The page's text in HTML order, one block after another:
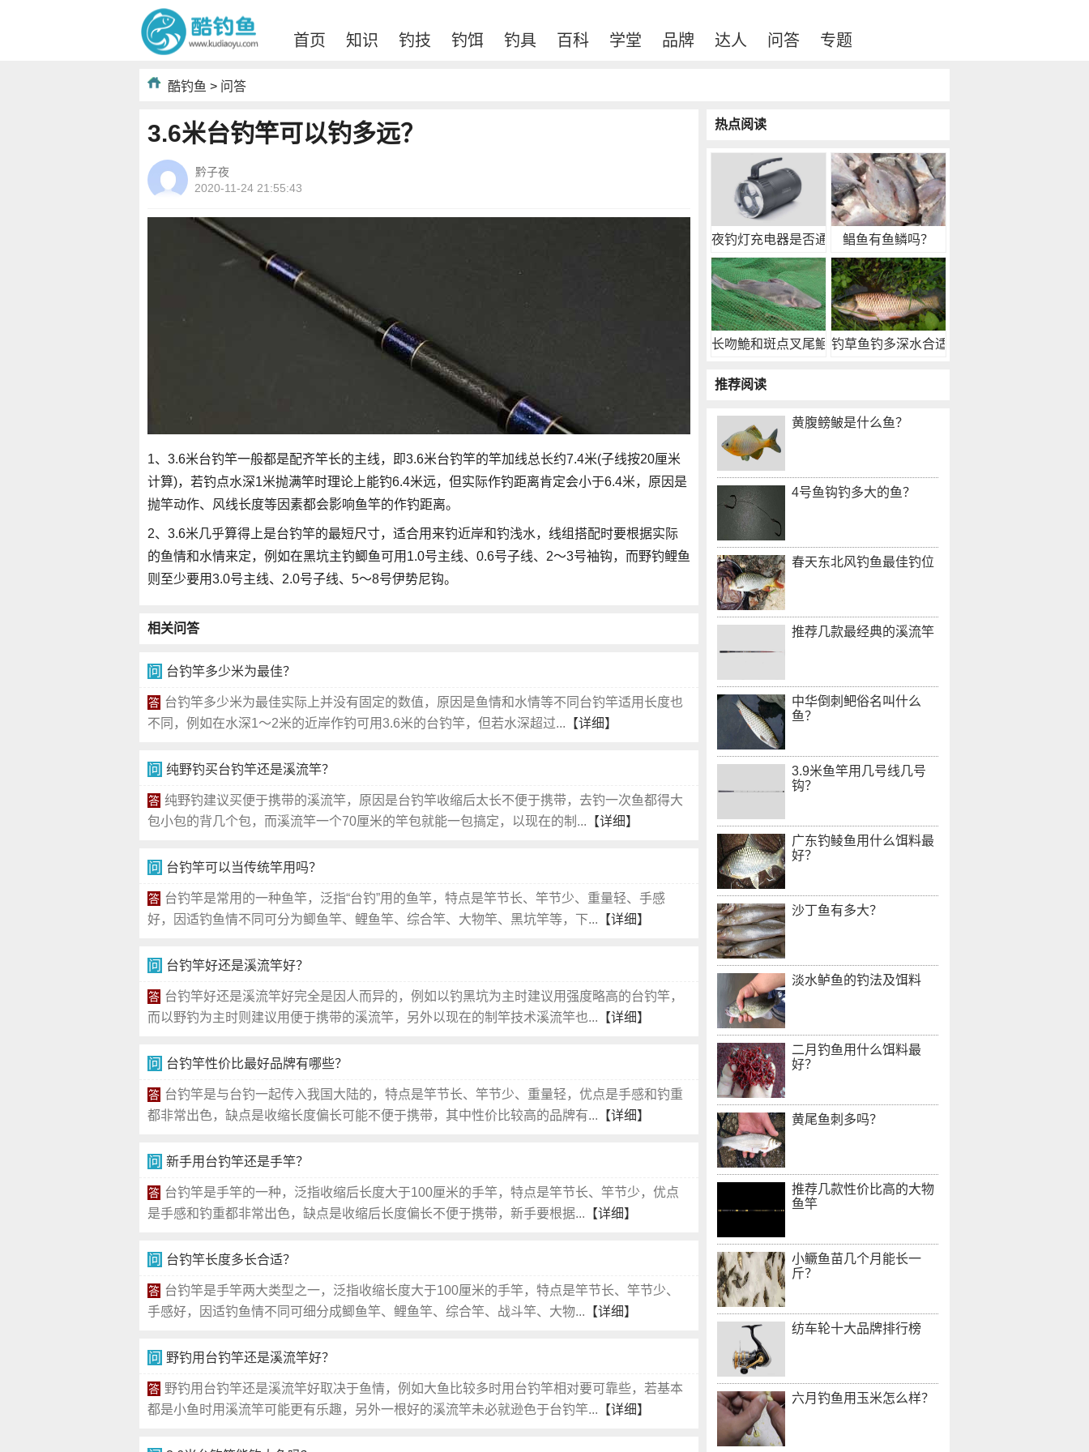
首页 知识 钓技 钓饵 钓具 百科 学堂 品牌 达人 问答 专题
酷钓鱼 > 问答
3.6米台钓竿可以钓多远？
黔子夜
2020-11-24 21:55:43
1、3.6米台钓竿一般都是配齐竿长的主线，即3.6米台钓竿的竿加线总长约7.4米(子线按20厘米
计算)，若钓点水深1米抛满竿时理论上能钓6.4米远，但实际作钓距离肯定会小于6.4米，原因是
抛竿动作、风线长度等因素都会影响鱼竿的作钓距离。
2、3.6米几乎算得上是台钓竿的最短尺寸，适合用来钓近岸和钓浅水，线组搭配时要根据实际
的鱼情和水情来定，例如在黑坑主钓鲫鱼可用1.0号主线、0.6号子线、2～3号袖钩，而野钓鲤鱼
则至少要用3.0号主线、2.0号子线、5～8号伊势尼钩。
相关问答
问 台钓竿多少米为最佳？
答 台钓竿多少米为最佳实际上并没有固定的数值，原因是鱼情和水情等不同台钓竿适用长度也
不同，例如在水深1～2米的近岸作钓可用3.6米的台钓竿，但若水深超过... 【详细】
问 纯野钓买台钓竿还是溪流竿？
答 纯野钓建议买便于携带的溪流竿，原因是台钓竿收缩后太长不便于携带，去钓一次鱼都得大
包小包的背几个包，而溪流竿一个70厘米的竿包就能一包搞定，以现在的制... 【详细】
问 台钓竿可以当传统竿用吗？
答 台钓竿是常用的一种鱼竿，泛指“台钓”用的鱼竿，特点是竿节长、竿节少、重量轻、手感
好，因适钓鱼情不同可分为鲫鱼竿、鲤鱼竿、综合竿、大物竿、黑坑竿等，下... 【详细】
问 台钓竿好还是溪流竿好？
答 台钓竿好还是溪流竿好完全是因人而异的，例如以钓黑坑为主时建议用强度略高的台钓竿，
而以野钓为主时则建议用便于携带的溪流竿，另外以现在的制竿技术溪流竿也... 【详细】
问 台钓竿性价比最好品牌有哪些？
答 台钓竿是与台钓一起传入我国大陆的，特点是竿节长、竿节少、重量轻，优点是手感和钓重
都非常出色，缺点是收缩长度偏长可能不便于携带，其中性价比较高的品牌有... 【详细】
问 新手用台钓竿还是手竿？
答 台钓竿是手竿的一种，泛指收缩后长度大于100厘米的手竿，特点是竿节长、竿节少，优点
是手感和钓重都非常出色，缺点是收缩后长度偏长不便于携带，新手要根据... 【详细】
问 台钓竿长度多长合适？
答 台钓竿是手竿两大类型之一，泛指收缩长度大于100厘米的手竿，特点是竿节长、竿节少、
手感好，因适钓鱼情不同可细分成鲫鱼竿、鲤鱼竿、综合竿、战斗竿、大物... 【详细】
问 野钓用台钓竿还是溪流竿好？
答 野钓用台钓竿还是溪流竿好取决于鱼情，例如大鱼比较多时用台钓竿相对要可靠些，若基本
都是小鱼时用溪流竿可能更有乐趣，另外一根好的溪流竿未必就逊色于台钓竿... 【详细】
热点阅读
夜钓灯充电器是否通用 鲳鱼有鱼鳞吗？
长吻鮠和斑点叉尾鮰的钓草鱼钓多深水合适？
推荐阅读
黄腹鳑鲏是什么鱼？
4号鱼钩钓多大的鱼？
春天东北风钓鱼最佳钓位
推荐几款最经典的溪流竿
中华倒刺鲃俗名叫什么
鱼？
3.9米鱼竿用几号线几号
钩？
广东钓鲮鱼用什么饵料最
好？
沙丁鱼有多大？
淡水鲈鱼的钓法及饵料
二月钓鱼用什么饵料最
好？
黄尾鱼刺多吗？
推荐几款性价比高的大物
鱼竿
小鳜鱼苗几个月能长一
斤？
纺车轮十大品牌排行榜
六月钓鱼用玉米怎么样？